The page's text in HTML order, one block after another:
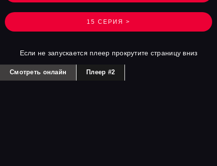
15 СЕРИЯ >
Если не запускается плеер прокрутите страницу вниз
Смотреть онлайн Плеер #2